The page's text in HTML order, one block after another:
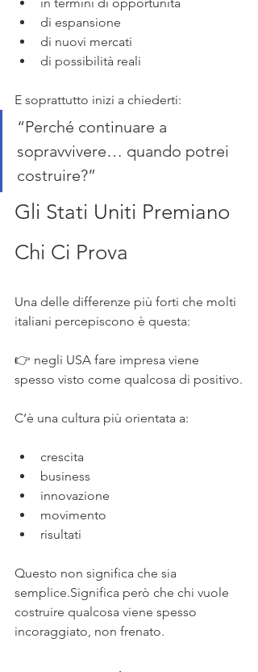
in termini di opportunità
di espansione
di nuovi mercati
di possibilità reali
E soprattutto inizi a chiederti:
“Perché continuare a
sopravvivere… quando potrei
costruire?”
Gli Stati Uniti Premiano
Chi Ci Prova
Una delle differenze più forti che molti
italiani percepiscono è questa:
👉 negli USA fare impresa viene
spesso visto come qualcosa di positivo.
C’è una cultura più orientata a:
crescita
business
innovazione
movimento
risultati
Questo non significa che sia
semplice.Significa però che chi vuole
costruire qualcosa viene spesso
incoraggiato, non frenato.